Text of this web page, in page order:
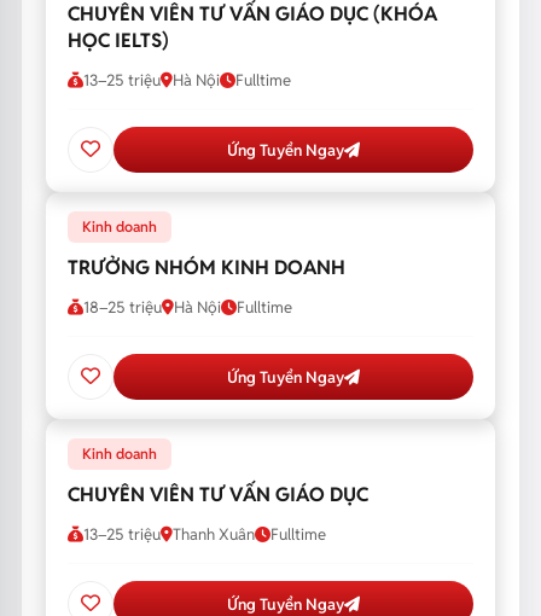
CHUYÊN VIÊN TƯ VẤN GIÁO DỤC (KHÓA
HỌC IELTS)
13–25 triệu Hà Nội Fulltime
Ứng Tuyển Ngay
Kinh doanh
TRƯỞNG NHÓM KINH DOANH
18–25 triệu Hà Nội Fulltime
Ứng Tuyển Ngay
Kinh doanh
CHUYÊN VIÊN TƯ VẤN GIÁO DỤC
13–25 triệu Thanh Xuân Fulltime
Ứng Tuyển Ngay